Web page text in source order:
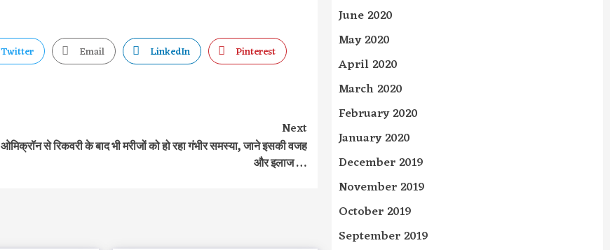
Twitter Email LinkedIn Pinterest
Next
ओमिक्रॉन से रिकवरी के बाद भी मरीजों को हो रहा गंभीर समस्या, जाने इसकी वजह
और इलाज …
June 2020
May 2020
April 2020
March 2020
February 2020
January 2020
December 2019
November 2019
October 2019
September 2019